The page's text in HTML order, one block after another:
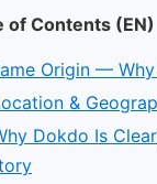
of Contents (EN)
Origin — Why
&
Dokdo Is